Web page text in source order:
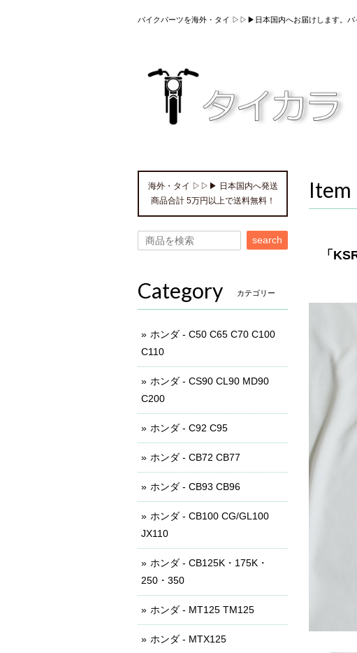
バイクパーツを海外・タイ ▷▷▶日本国内へお届けします。バ
Item
「
海外・タイ ▷▷▶ 日本国内へ発送
商品合計 5万円以上で送料無料！
search
Category カテゴリー
ホンダ - C50 C65 C70 C100
C110
ホンダ - CS90 CL90 MD90
C200
ホンダ - C92 C95
ホンダ - CB72 CB77
ホンダ - CB93 CB96
ホンダ - CB100 CG/GL100
JX110
ホンダ - CB125K・175K・
250・350
ホンダ - MT125 TM125
ホンダ - MTX125